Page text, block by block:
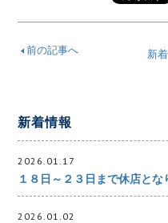
前の記事へ 新
新着情報
2026.01.17
１８日～２３日まで休店とな
2026.01.02